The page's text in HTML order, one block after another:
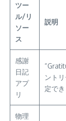
ツー
ル/リ
ソー
ス
説明
感謝
日記
アプ
リ
ント
定でき
物理